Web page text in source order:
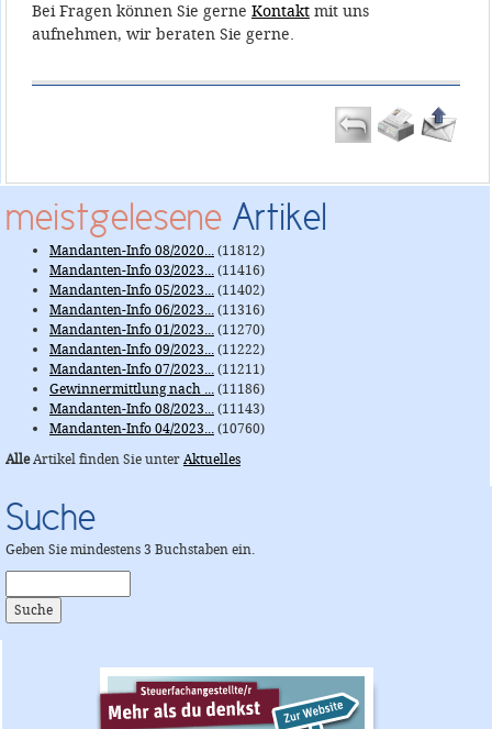
Bei Fragen können Sie gerne Kontaktmit uns
aufnehmen, wir beraten Sie gerne.
meistgelesene Artikel
Mandanten-Info 08/2020...(11812)
Mandanten-Info 03/2023...(11416)
Mandanten-Info 05/2023...(11402)
Mandanten-Info 06/2023...(11316)
Mandanten-Info 01/2023...(11270)
Mandanten-Info 09/2023...(11222)
Mandanten-Info 07/2023...(11211)
Gewinnermittlung nach ...(11186)
Mandanten-Info 08/2023...(11143)
Mandanten-Info 04/2023...(10760)
AlleArtikel finden Sie unterAktuelles
Suche
Geben Sie mindestens 3 Buchstaben ein.